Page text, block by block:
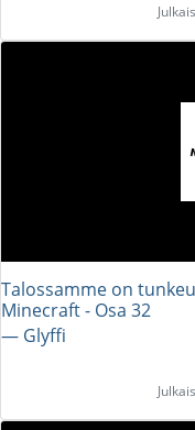
Talossamme on
Minecraft - Osa 32
― Glyffi